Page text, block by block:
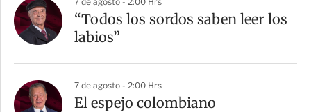
“Todos los sordos saben leer los
labios”
7 de agosto - 2:00 Hrs
El espejo colombiano